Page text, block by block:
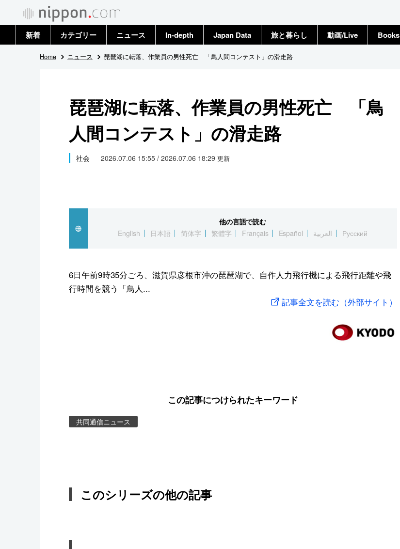
新着 カテゴリー
政治・外交
国際
文化
スポーツ・東京2020
ニュース
トップ
In-depth Japan Data 旅と暮らし 動画/Live Books
Home ニュース 琵琶湖に転落、作業員の男性死亡 「鳥人間コンテスト」の滑走路
琵琶湖に転落、作業員の男性死亡 「鳥
人間コンテスト」の滑走路
社会 2026.07.06 15:55 / 2026.07.06 18:29 更新
他の言語で読む
English
日本語 简体字 繁體字 Français Español العربية Русский
6日午前9時35分ごろ、滋賀県彦根市沖の琵琶湖で、自作人力飛行機による飛行距離や飛
行時間を競う「鳥人...
記事全文を読む（外部サイト）
この記事につけられたキーワード
共同通信ニュース
このシリーズの他の記事